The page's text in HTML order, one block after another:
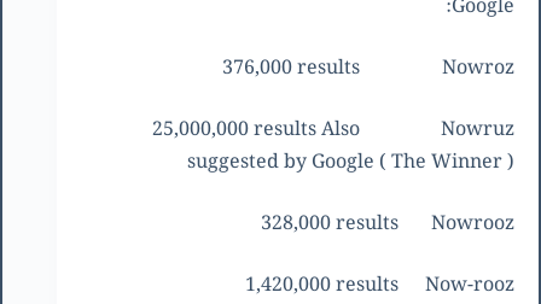
Google:
Nowroz
376,000 results
Nowruz
25,000,000 results Also
suggested by Google ( The Winner )
Nowrooz
328,000 results
Now-rooz
1,420,000 results